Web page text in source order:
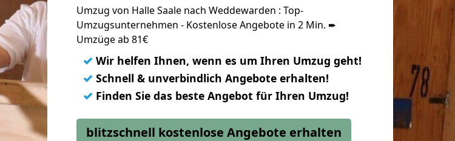
Umzug von Halle Saale nach Weddewarden : Top-
Umzugsunternehmen - Kostenlose Angebote in 2 Min. ➨
Umzüge ab 81€
✓ Wir helfen Ihnen, wenn es um Ihren Umzug geht!
✓ Schnell & unverbindlich Angebote erhalten!
✓ Finden Sie das beste Angebot für Ihren Umzug!
blitzschnell kostenlose Angebote erhalten